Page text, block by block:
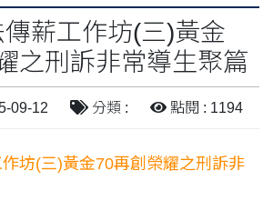
薪工作坊(三)黃金
之刑訴非常導生聚篇
09-12 分類 : 點閱 : 1194
坊(三)黃金70再創榮耀之刑訴非